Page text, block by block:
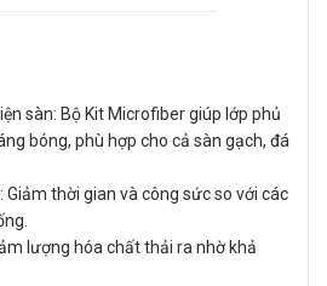
sàn: Bộ Kit Microfiber giúp lớp phủ
bóng, phù hợp cho cả sàn gạch, đá
Giảm thời gian và công sức so với các
lượng hóa chất thải ra nhờ khả